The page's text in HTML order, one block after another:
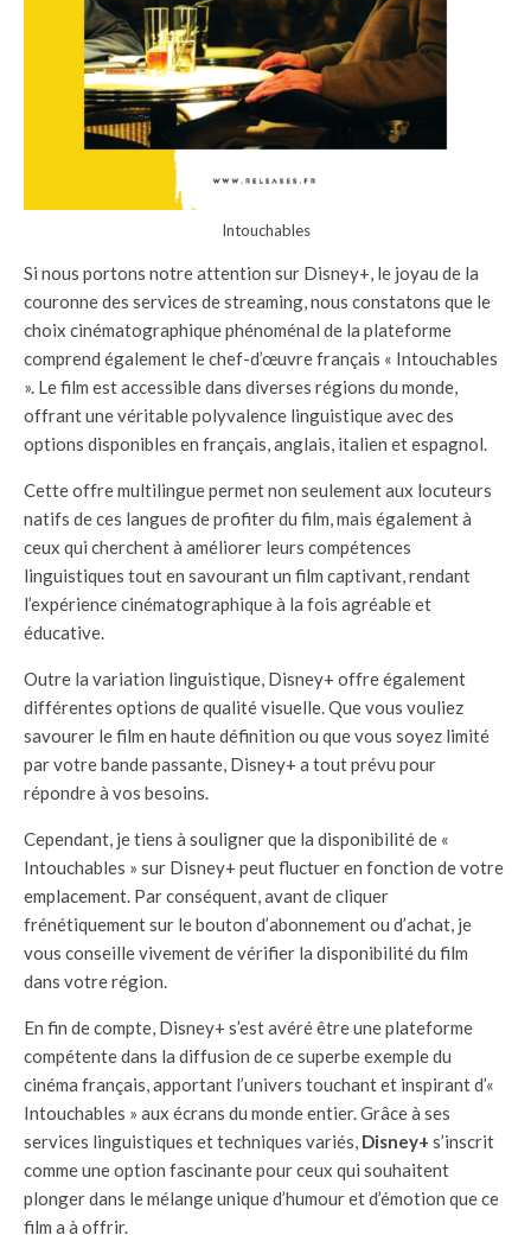
Intouchables
Si nous portons notre attention sur Disney+, le joyau de la
couronne des services de streaming, nous constatons que le
choix cinématographique phénoménal de la plateforme
comprend également le chef-d’œuvre français « Intouchables
». Le film est accessible dans diverses régions du monde,
offrant une véritable polyvalence linguistique avec des
options disponibles en français, anglais, italien et espagnol.
Cette offre multilingue permet non seulement aux locuteurs
natifs de ces langues de profiter du film, mais également à
ceux qui cherchent à améliorer leurs compétences
linguistiques tout en savourant un film captivant, rendant
l’expérience cinématographique à la fois agréable et
éducative.
Outre la variation linguistique, Disney+ offre également
différentes options de qualité visuelle. Que vous vouliez
savourer le film en haute définition ou que vous soyez limité
par votre bande passante, Disney+ a tout prévu pour
répondre à vos besoins.
Cependant, je tiens à souligner que la disponibilité de «
Intouchables » sur Disney+ peut fluctuer en fonction de votre
emplacement. Par conséquent, avant de cliquer
frénétiquement sur le bouton d’abonnement ou d’achat, je
vous conseille vivement de vérifier la disponibilité du film
dans votre région.
En fin de compte, Disney+ s’est avéré être une plateforme
compétente dans la diffusion de ce superbe exemple du
cinéma français, apportant l’univers touchant et inspirant d’«
Intouchables » aux écrans du monde entier. Grâce à ses
services linguistiques et techniques variés, Disney+ s’inscrit
comme une option fascinante pour ceux qui souhaitent
plonger dans le mélange unique d’humour et d’émotion que ce
film a à offrir.